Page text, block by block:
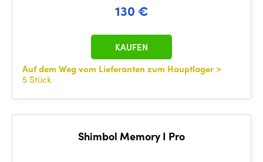
130 €
Auf dem Weg vom Lieferanten zum Hauptlager >
5 Stück
KAUFEN
Shimbol Memory I Pro